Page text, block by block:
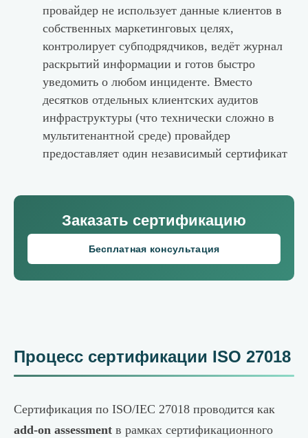
провайдер не использует данные клиентов в
собственных маркетинговых целях,
контролирует субподрядчиков, ведёт журнал
раскрытий информации и готов быстро
уведомить о любом инциденте. Вместо
десятков отдельных клиентских аудитов
инфраструктуры (что технически сложно в
мультитенантной среде) провайдер
предоставляет один независимый сертификат
Заказать сертификацию
Бесплатная консультация
Процесс сертификации ISO 27018
Сертификация по ISO/IEC 27018 проводится как
add-on assessment в рамках сертификационного